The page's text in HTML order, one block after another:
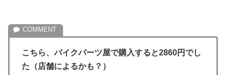
こちら、バイクパーツ屋で購入すると2860円でし
た（店舗によるかも？）